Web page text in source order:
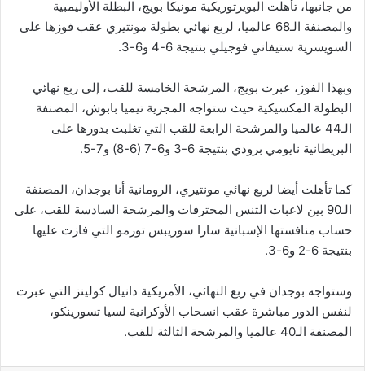
من جانبها، تأهلت البويرتوريكية مونيكا بويج، البطلة الأوليمبية
والمصنفة الـ68 عالميا، لربع نهائي بطولة مونتيري عقب فوزها على
السويسرية ستيفاني فوجيلي بنتيجة 6-4 و6-3.
وبهذا الفوز، عبرت بويج، المرشحة الخامسة للقب، إلى ربع نهائي
البطولة المكسيكية حيث ستواجه المجرية تيميا بابوش، المصنفة
الـ44 عالميا والمرشحة الرابعة للقب التي تغلبت بدورها على
البريطانية نايومي برودي بنتيجة 6-3 و6-7 (6-8) و7-5.
كما تأهلت أيضا لربع نهائي مونتيري، الرومانية أنا بوجدان، المصنفة
الـ90 بين لاعبات التنس المحترفات والمرشحة السادسة للقب، على
حساب منافستها الإسبانية سارا سوريبس تورمو التي فازت عليها
بنتيجة 6-2 و6-3.
وستواجه بوجدان في ربع النهائي، الأمريكية دانيال كولينز التي عبرت
لنفس الدور مباشرة عقب انسحاب الأوكرانية لسيا تسورينكو،
المصنفة الـ40 عالميا والمرشحة الثالثة للقب.